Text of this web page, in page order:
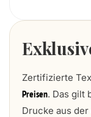
Zertifizierte
Preisen. Das gilt
Drucke aus